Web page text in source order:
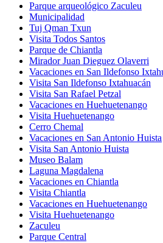
Parque arqueológico Zaculeu
Municipalidad
Tuj Qman Txun
Visita Todos Santos
Parque de Chiantla
Mirador Juan Dieguez Olaverri
Vacaciones en San Ildefonso
Visita San Ildefonso Ixtahuacán
Visita San Rafael Petzal
Vacaciones en Huehuetenango
Visita Huehuetenango
Cerro Chemal
Vacaciones en San Antonio Huista
Visita San Antonio Huista
Museo Balam
Laguna Magdalena
Vacaciones en Chiantla
Visita Chiantla
Vacaciones en Huehuetenango
Visita Huehuetenango
Zaculeu
Parque Central